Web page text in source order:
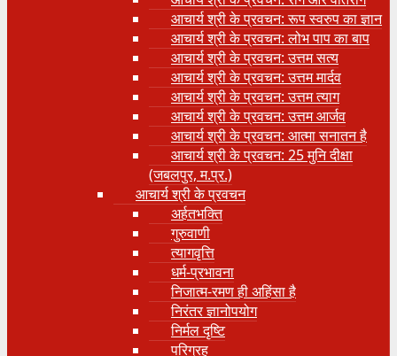
आचार्य श्री के प्रवचन: रूप स्वरुप का ज्ञान
आचार्य श्री के प्रवचन: लोभ पाप का बाप
आचार्य श्री के प्रवचन: उत्तम सत्य
आचार्य श्री के प्रवचन: उत्तम मार्दव
आचार्य श्री के प्रवचन: उत्तम त्याग
आचार्य श्री के प्रवचन: उत्तम आर्जव
आचार्य श्री के प्रवचन: आत्मा सनातन है
आचार्य श्री के प्रवचन: 25 मुनि दीक्षा
(जबलपुर, म.प्र.)
आचार्य श्री के प्रवचन
अर्हतभक्ति
गुरुवाणी
त्यागवृत्ति
धर्म-प्रभावना
निजात्म-रमण ही अहिंसा है
निरंतर ज्ञानोपयोग
निर्मल दृष्टि
परिग्रह